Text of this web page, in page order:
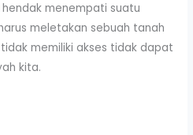
menempati suatu
meletakan sebuah tanah
memiliki akses tidak dapat
kita.